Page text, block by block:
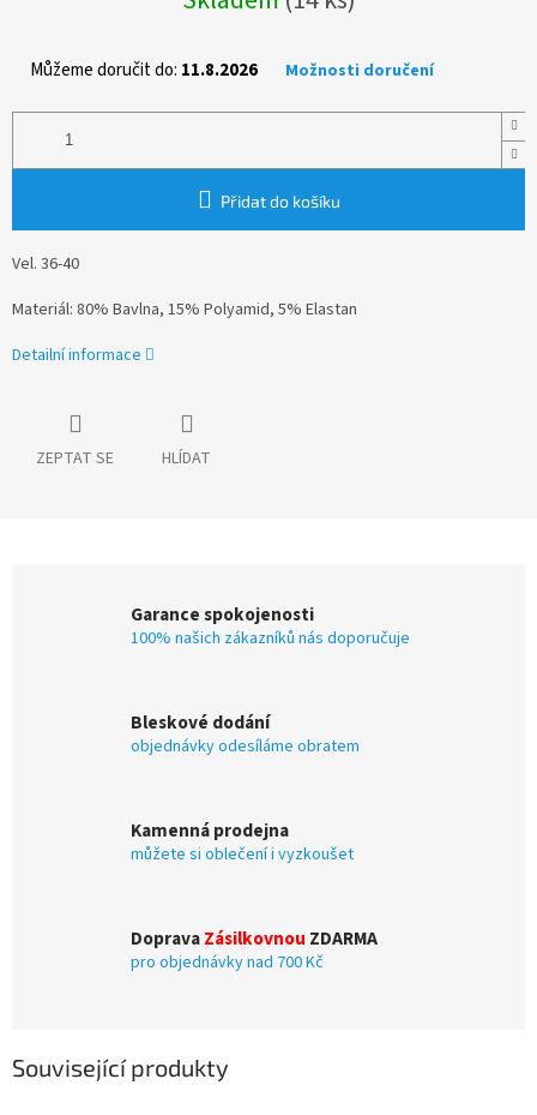
Můžeme doručit do: 11.8.2026 Možnosti doručení
Přidat do košíku
Vel. 36-40
Materiál: 80% Bavlna, 15% Polyamid, 5% Elastan
Detailní informace
ZEPTAT SE HLÍDAT
Garance spokojenosti
100% našich zákazníků nás doporučuje
Bleskové dodání
objednávky odesíláme obratem
Kamenná prodejna
můžete si oblečení i vyzkoušet
DopravaZásilkovnou ZDARMA
pro objednávky nad 700 Kč
Související produkty